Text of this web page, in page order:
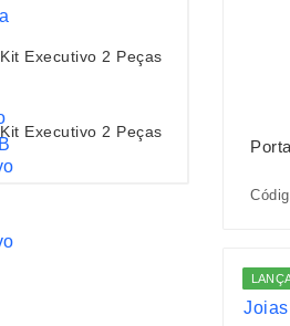
Kit Executivo 2 Peças
Kit Executivo 2 Peças